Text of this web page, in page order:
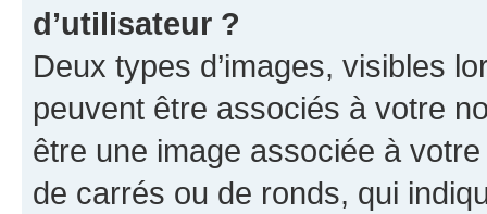
d’utilisateur ?
Deux types d’images, visibles
peuvent être associés à votre
être une image associée à
de carrés ou de ronds, qui